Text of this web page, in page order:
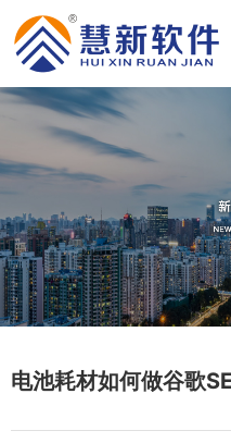
电池耗材如何做谷歌